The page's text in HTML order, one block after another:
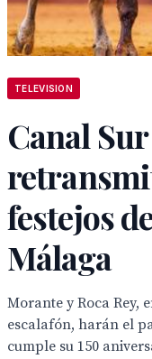
TELEVISION
Canal
festejos
Málaga
Morante y Roca Rey,
escalafón, harán el
cumple su 150